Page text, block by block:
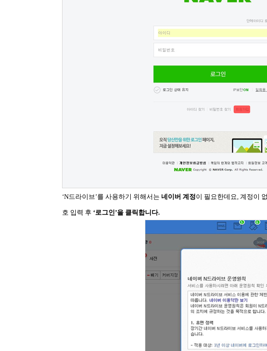
‘N드라이브’를 사용하기 위해서는 네이버 계정이 필요한데요, 계정이
호 입력 후 ‘로그인’을 클릭합니다.